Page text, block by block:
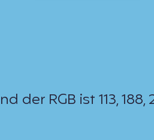
der RGB ist 113, 188,